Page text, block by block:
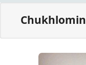
Chukhlomin